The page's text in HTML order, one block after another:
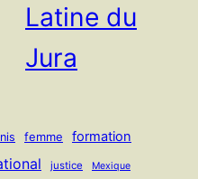
Latine du
Jura
femme formation
justice Mexique